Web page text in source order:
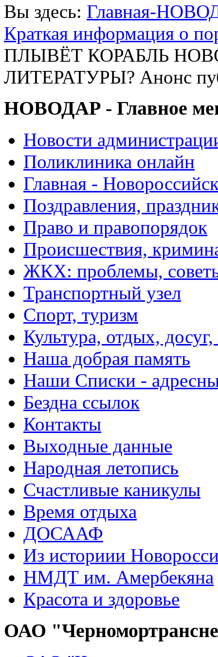
Вы здесь: Главная-
Краткая информация о
ПЛЫВЁТ КОРАБЛЬ
ЛИТЕРАТУРЫ? Анонс
НОВОДАР - Главное
Новости
Поликлиника онлайн
Главная -
Поздравления,
Право и правопорядок
Происшествия,
ЖКХ: проблемы,
Транспортный узел
Спорт, туризм
Культура, отдых,
Наша добрая память
Наши Списки -
Бездна ссылок
Контакты
Выходные данные
Народная летопись
Счастливые каникулы
Время отдыха
ДОСААФ
Из историии
НМДТ им. Амербекяна
Красота и здоровье
ОАО